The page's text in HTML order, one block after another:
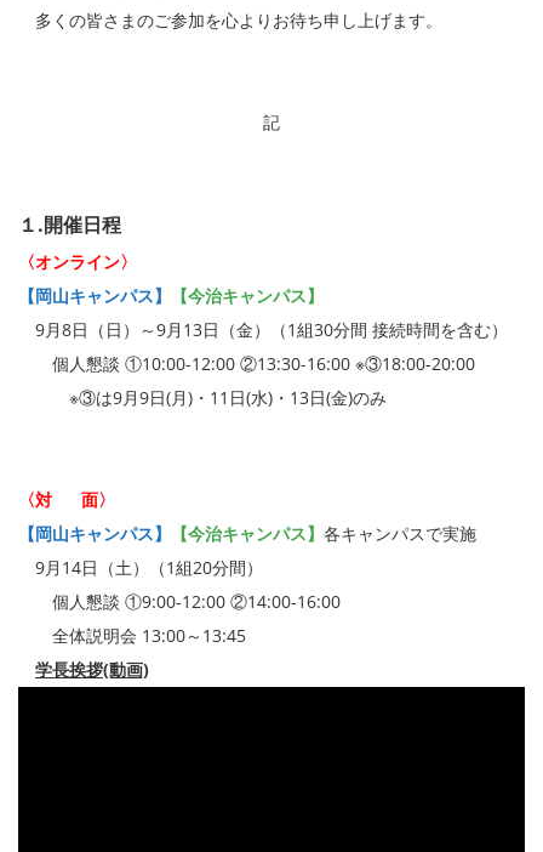
多くの皆さまのご参加を心よりお待ち申し上げます。
記
１.開催日程
〈オンライン〉
【岡山キャンパス】
【今治キャンパス】
9月8日（日）～9月13日（金）（1組30分間 接続時間を含む）
個人懇談 ①10:00-12:00 ②13:30-16:00 ※③18:00-20:00
※③は9月9日(月)・11日(水)・13日(金)のみ
〈対 面〉
【岡山キャンパス】
【今治キャンパス】 各キャンパスで実施
9月14日（土）（1組20分間）
個人懇談 ①9:00-12:00 ②14:00-16:00
全体説明会 13:00～13:45
学長挨拶(動画)